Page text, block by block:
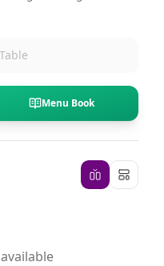
Menu Book